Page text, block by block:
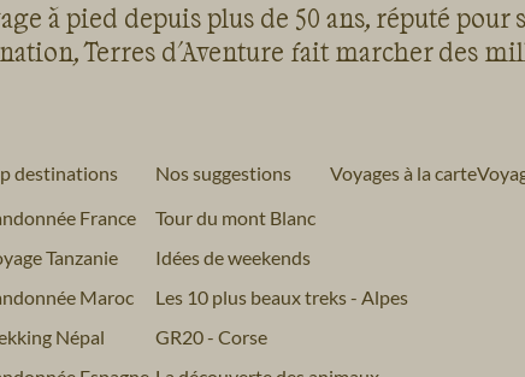
à pied depuis plus de 50 ans, réputé pour
Terres d'Aventure fait marcher des
destinations
France
Tanzanie
Maroc
Népal
Nos suggestions
Tour du mont Blanc
Idées de weekends
Les 10 plus beaux treks - Alpes
GR20 - Corse
Voyages à la carte